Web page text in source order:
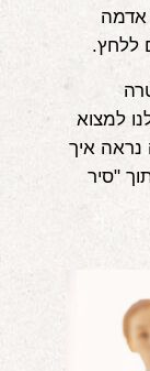
במתנה!
יצירת קשר
אדמה
ללחץ.
למצוא
נראה איך
"סיר